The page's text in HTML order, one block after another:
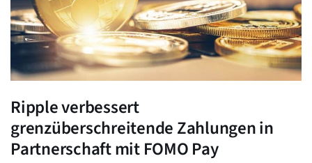
Ripple verbessert
grenzüberschreitende Zahlungen in
Partnerschaft mit FOMO Pay